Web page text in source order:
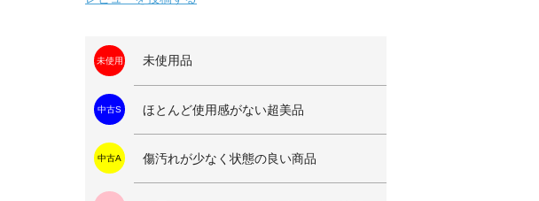
未使用 未使用品
中古S ほとんど使用感がない超美品
中古A 傷汚れが少なく状態の良い商品